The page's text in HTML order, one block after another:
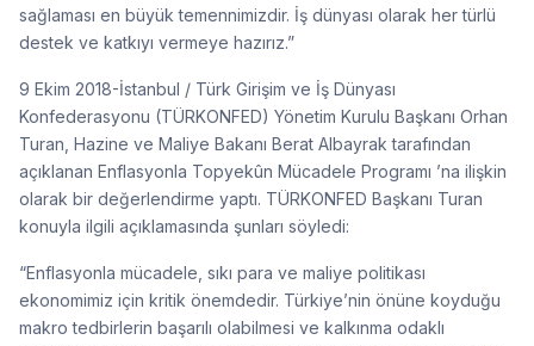
sağlaması en büyük temennimizdir. İş dünyası olarak her türlü
destek ve katkıyı vermeye hazırız.”
9 Ekim 2018-İstanbul / Türk Girişim ve İş Dünyası
Konfederasyonu (TÜRKONFED) Yönetim Kurulu Başkanı Orhan
Turan, Hazine ve Maliye Bakanı Berat Albayrak tarafından
açıklanan Enflasyonla Topyekûn Mücadele Programı ’na ilişkin
olarak bir değerlendirme yaptı. TÜRKONFED Başkanı Turan
konuyla ilgili açıklamasında şunları söyledi:
“Enflasyonla mücadele, sıkı para ve maliye politikası
ekonomimiz için kritik önemdedir. Türkiye’nin önüne koyduğu
makro tedbirlerin başarılı olabilmesi ve kalkınma odaklı